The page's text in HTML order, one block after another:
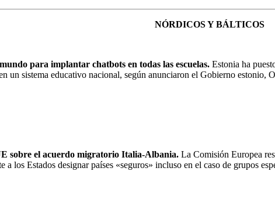
NÓRDICOS Y BÁLTICOS
para implantar chatbots en todas las escuelas. Estonia ha
un sistema educativo nacional, según anunciaron el Gobierno estonio,
sobre el acuerdo migratorio Italia-Albania. La Comisión Europea
los Estados designar países «seguros» incluso en el caso de grupos